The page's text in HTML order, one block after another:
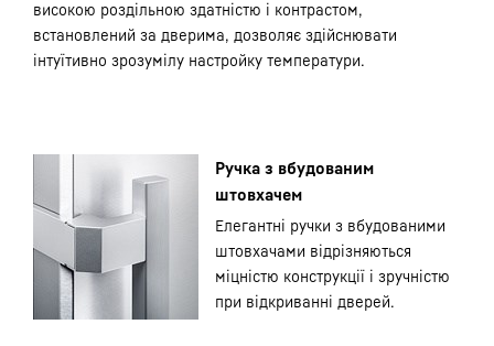
високою роздільною здатністю і контрастом,
встановлений за дверима, дозволяє здійснювати
інтуїтивно зрозумілу настройку температури.
Ручка з вбудованим
штовхачем
Елегантні ручки з вбудованими
штовхачами відрізняються
міцністю конструкції і зручністю
при відкриванні дверей.